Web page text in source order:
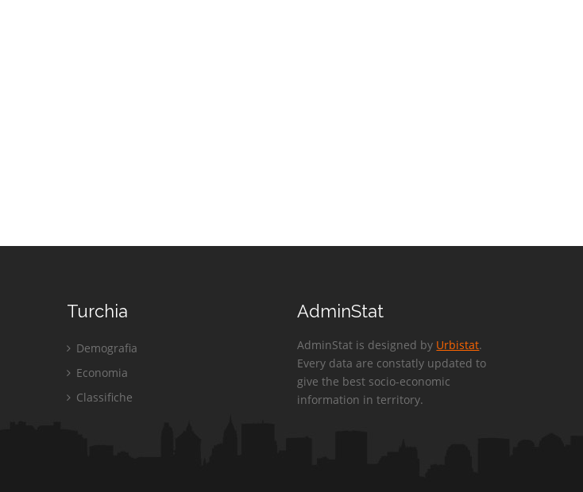
Turchia
Demografia
Economia
Classifiche
AdminStat
AdminStat is designed by Urbistat.
Every data are constatly updated to
give the best socio-economic
information in territory.